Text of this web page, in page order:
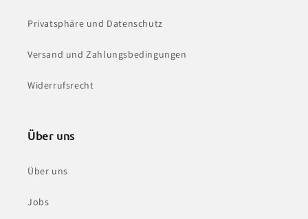
Privatsphäre und Datenschutz
Versand und Zahlungsbedingungen
Widerrufsrecht
Über uns
Über uns
Jobs